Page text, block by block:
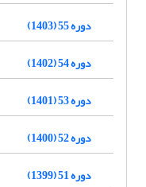
دوره 55 (1403)
دوره 54 (1402)
دوره 53 (1401)
دوره 52 (1400)
دوره 51 (1399)